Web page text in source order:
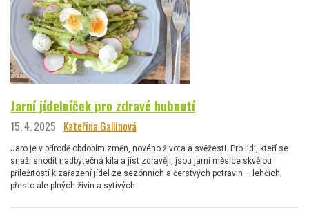
Jarní jídelníček pro zdravé hubnutí
15. 4. 2025 Kateřina Gallinová
Jaro je v přírodě obdobím změn, nového života a svěžesti. Pro lidi, kteří se
snaží shodit nadbytečná kila a jíst zdravěji, jsou jarní měsíce skvělou
příležitostí k zařazení jídel ze sezónních a čerstvých potravin – lehčích,
přesto ale plných živin a sytivých.